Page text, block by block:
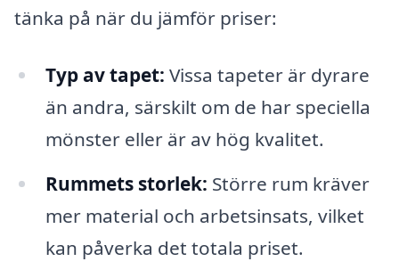
tänka på när du jämför priser:
Typ av tapet: Vissa tapeter är dyrare
än andra, särskilt om de har speciella
mönster eller är av hög kvalitet.
Rummets storlek: Större rum kräver
mer material och arbetsinsats, vilket
kan påverka det totala priset.